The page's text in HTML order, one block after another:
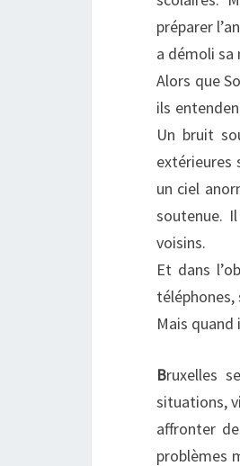
préparer
a démoli sa
Alors que
ils
Un bruit
extérieures
un ciel
soutenue.
voisins.
Et dans
téléphones,
Mais
Bruxelles
situations,
affronter
problèmes